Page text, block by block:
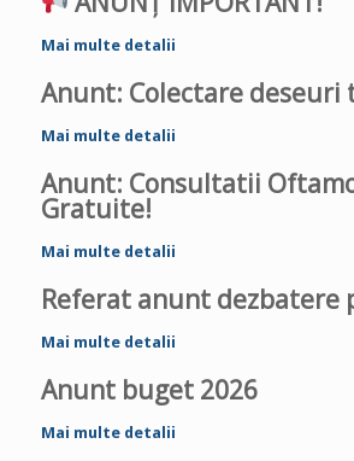
Mai multe detalii
Anunt: Colectare deseuri
Mai multe detalii
Anunt: Consultatii
Gratuite!
Mai multe detalii
Referat anunt dezbatere
Mai multe detalii
Anunt buget 2026
Mai multe detalii